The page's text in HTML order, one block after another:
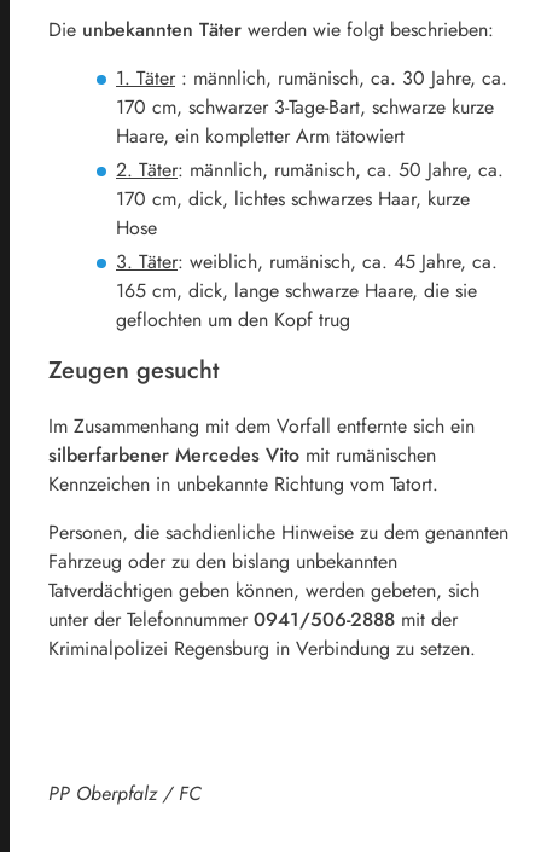
Die unbekannten Täter werden wie folgt beschrieben:
1. Täter : männlich, rumänisch, ca. 30 Jahre, ca.
170 cm, schwarzer 3-Tage-Bart, schwarze kurze
Haare, ein kompletter Arm tätowiert
2. Täter: männlich, rumänisch, ca. 50 Jahre, ca.
170 cm, dick, lichtes schwarzes Haar, kurze
Hose
3. Täter: weiblich, rumänisch, ca. 45 Jahre, ca.
165 cm, dick, lange schwarze Haare, die sie
geflochten um den Kopf trug
Zeugen gesucht
Im Zusammenhang mit dem Vorfall entfernte sich ein
silberfarbener Mercedes Vito mit rumänischen
Kennzeichen in unbekannte Richtung vom Tatort.
Personen, die sachdienliche Hinweise zu dem genannten
Fahrzeug oder zu den bislang unbekannten
Tatverdächtigen geben können, werden gebeten, sich
unter der Telefonnummer 0941/506-2888 mit der
Kriminalpolizei Regensburg in Verbindung zu setzen.
PP Oberpfalz / FC